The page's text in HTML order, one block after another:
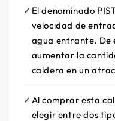
El denominado
velocidad de
agua entrante. De
aumentar la
caldera en un
Al comprar esta
elegir entre dos